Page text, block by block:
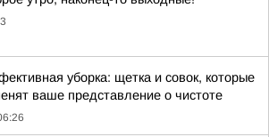
уборка: щетка и совок, которые
ваше представление о чистоте